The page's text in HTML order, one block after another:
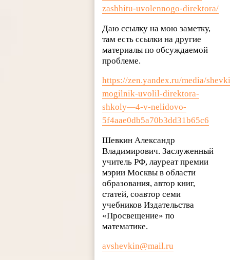
zashhitu-uvolennogo-direktora/​​​​​​​
Даю ссылку на мою заметку,
там есть ссылки на другие
материалы по обсуждаемой
проблеме.
https://zen.yandex.ru/media/
mogilnik-uvolil-direktora-
shkoly—4-v-nelidovo-
5f4aae0db5a70b3dd31b65c6
Шевкин Александр
Владимирович. Заслуженный
учитель РФ, лауреат премии
мэрии Москвы в области
образования, автор книг,
статей, соавтор семи
учебников Издательства
«Просвещение» по
математике.
avshevkin@mail.ru